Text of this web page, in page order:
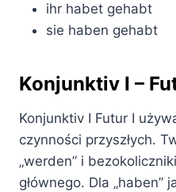
ihr habet gehabt
sie haben gehabt
Konjunktiv I –
Konjunktiv I Futur I
czynności przyszłych.
„werden” i
głównego. Dla „haben”